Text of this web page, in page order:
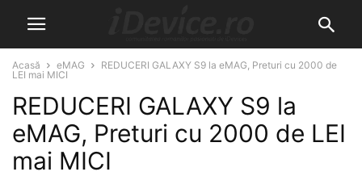
Acasă eMAG
REDUCERI GALAXY S9 la eMAG, Preturi cu 2000 de
LEI mai MICI
REDUCERI GALAXY S9 la
eMAG, Preturi cu 2000 de LEI
mai MICI